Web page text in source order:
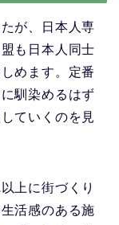
が、日本人専
も日本人同士
めます。定番
馴染めるはず
ていくのを見
上に街づくり
活感のある施